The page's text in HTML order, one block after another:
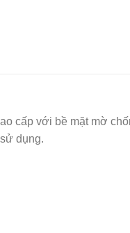
cấp với bề mặt mờ
dụng.